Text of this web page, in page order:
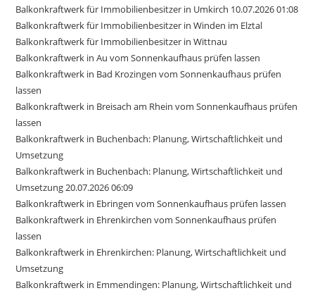
Balkonkraftwerk für Immobilienbesitzer in Umkirch 10.07.2026 01:08
Balkonkraftwerk für Immobilienbesitzer in Winden im Elztal
Balkonkraftwerk für Immobilienbesitzer in Wittnau
Balkonkraftwerk in Au vom Sonnenkaufhaus prüfen lassen
Balkonkraftwerk in Bad Krozingen vom Sonnenkaufhaus prüfen
lassen
Balkonkraftwerk in Breisach am Rhein vom Sonnenkaufhaus prüfen
lassen
Balkonkraftwerk in Buchenbach: Planung, Wirtschaftlichkeit und
Umsetzung
Balkonkraftwerk in Buchenbach: Planung, Wirtschaftlichkeit und
Umsetzung 20.07.2026 06:09
Balkonkraftwerk in Ebringen vom Sonnenkaufhaus prüfen lassen
Balkonkraftwerk in Ehrenkirchen vom Sonnenkaufhaus prüfen
lassen
Balkonkraftwerk in Ehrenkirchen: Planung, Wirtschaftlichkeit und
Umsetzung
Balkonkraftwerk in Emmendingen: Planung, Wirtschaftlichkeit und